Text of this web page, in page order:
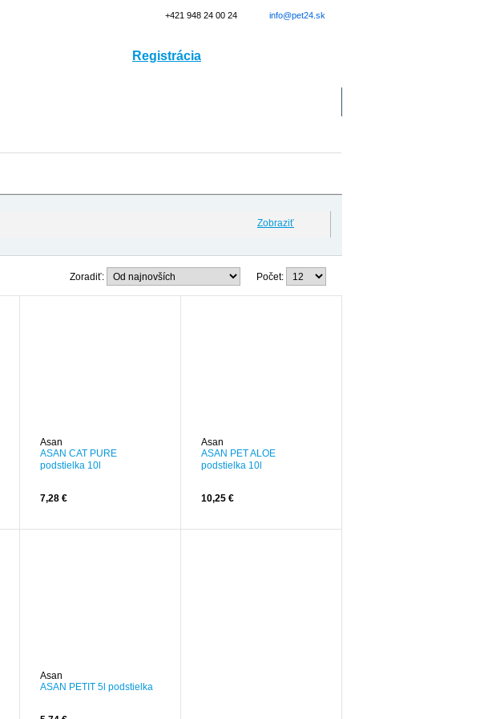
Zobraziť
Počet:
Zoradiť:
Asan
ASAN CAT PURE
podstielka 10l
7,28 €
Asan
ASAN PET ALOE
podstielka 10l
10,25 €
Asan
ASAN PETIT 5l podstielka
+421 948 24 00 24 info@pet24.sk
Registrácia